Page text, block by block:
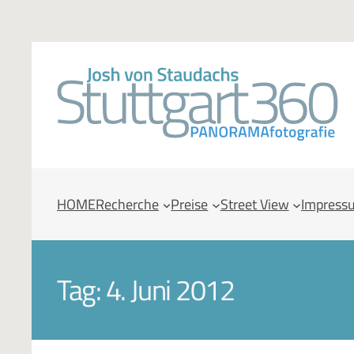
HOMERecherche Preise Street View
Tag:4. Juni 2012